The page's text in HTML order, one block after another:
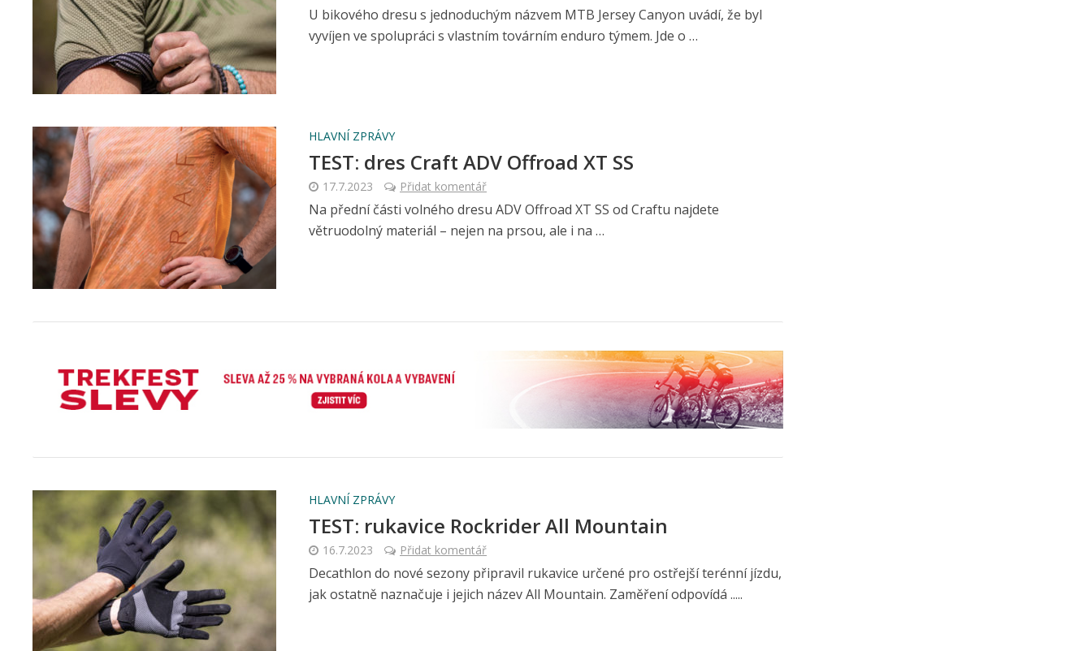
U bikového dresu s jednoduchým názvem MTB Jersey Canyon uvádí, že byl
vyvíjen ve spolupráci s vlastním továrním enduro týmem. Jde o …
HLAVNÍ ZPRÁVY
TEST: dres Craft ADV Offroad XT SS
17.7.2023 Přidat komentář
Na přední části volného dresu ADV Offroad XT SS od Craftu najdete
větruodolný materiál – nejen na prsou, ale i na …
HLAVNÍ ZPRÁVY
TEST: rukavice Rockrider All Mountain
16.7.2023 Přidat komentář
Decathlon do nové sezony připravil rukavice určené pro ostřejší terénní jízdu,
jak ostatně naznačuje i jejich název All Mountain. Zaměření odpovídá .....